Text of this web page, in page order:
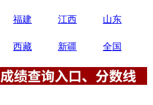
福建 江西 山东
西藏 新疆 全国